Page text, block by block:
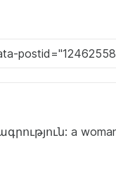
a woman